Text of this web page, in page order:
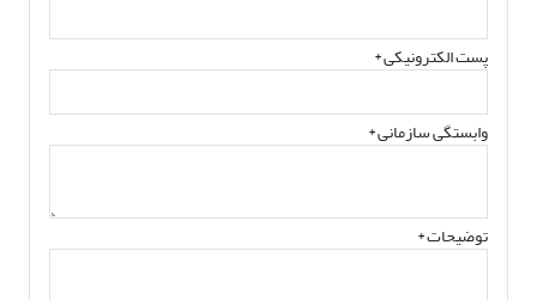
پست الکترونیکی*
وابستگی سازمانی *
توضیحات *